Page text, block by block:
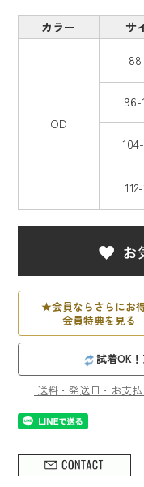
カラー サ
OD
96-
★会員ならさらにお
会員特典を見る
試着OK
送料・発送日・お支